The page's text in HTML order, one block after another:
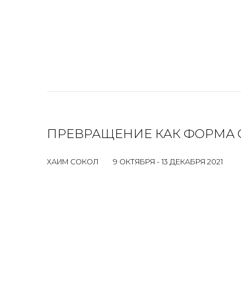
ПРЕВРАЩЕНИЕ КАК ФОРМА
ХАИМ СОКОЛ 9 ОКТЯБРЯ - 13 ДЕКАБРЯ 2021